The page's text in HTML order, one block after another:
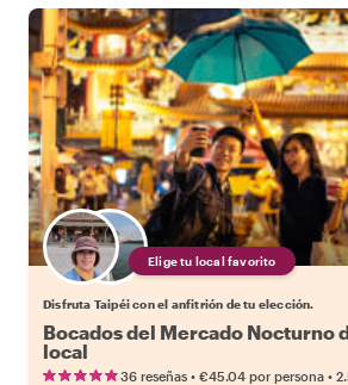
Elige tu local favorito
Disfruta Taipéi con el anfitrión de tu elección.
Bocados del Mercado Nocturno
local
36 reseñas • €45.04 por persona •